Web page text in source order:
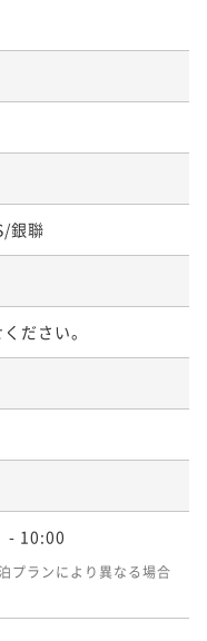
様25%OFF！家族
用で最大7％OFF
2名 ¥ 72,540 ~
をじっくり味わい
- 17:30 OUT10:00
用で最大7％OFF
2名 ¥ 66,216 ~
民家に泊まる地元
5分！風土薫
古民家旅＜夕朝
銀聯
ださい。
- 10:00
プランにより異なる場合